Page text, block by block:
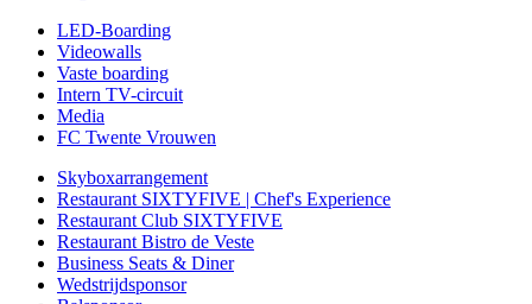
LED-Boarding
Videowalls
Vaste boarding
Intern TV-circuit
Media
FC Twente Vrouwen
Skyboxarrangement
Restaurant SIXTYFIVE | Chef's Experience
Restaurant Club SIXTYFIVE
Restaurant Bistro de Veste
Business Seats & Diner
Wedstrijdsponsor